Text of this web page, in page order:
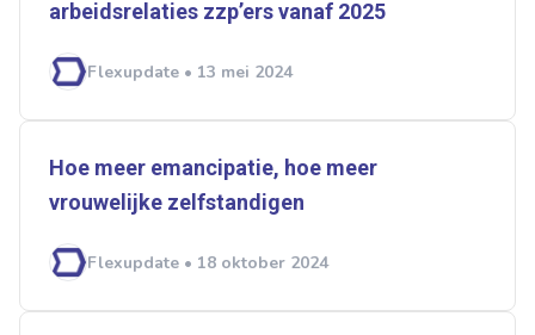
arbeidsrelaties zzp’ers vanaf 2025
Flexupdate • 13 mei 2024
Hoe meer emancipatie, hoe meer
vrouwelijke zelfstandigen
Flexupdate • 18 oktober 2024
Doorzaam
Flexmarkt Flexnieuws
NBBU
Normering Arbeid